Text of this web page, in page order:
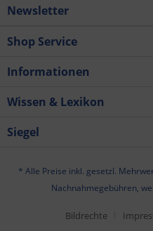
Newsletter
Shop Service
Informationen
Wissen & Lexikon
Siegel
* Alle Preise inkl. gesetzl.
Nachnahmegebühren,
Bildrechte